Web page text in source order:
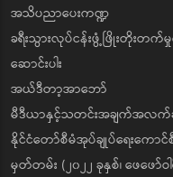
အသိပညာပေးကဏ္ဍ
ခရီးသွားလုပ်ငန်းဖွံ့ဖြိုးတိုးတက်
ဆောင်းပါး
အယ်ဒီတာ့အာဘော်
မီဒီယာနှင့်သတင်းအချက်အလက်
နိုင်ငံတော်စီမံအုပ်ချုပ်ရေးကေ
မှတ်တမ်း (၂၀၂၂ ခုနှစ်၊ ဖေဖော်